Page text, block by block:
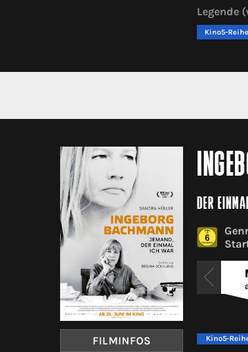
Legende
Kino5-Reihe
FILMINFOS
DER
Kino5-